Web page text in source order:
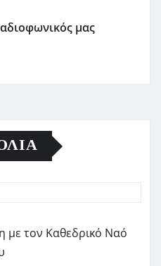
μας
με τον Καθεδρικό Ναό